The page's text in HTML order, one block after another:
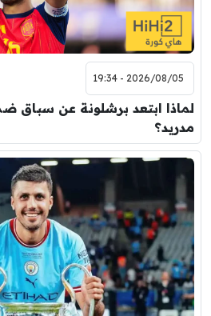
2026/08/05 - 19:34
لماذا ابتعد برشلونة عن سباق
مدريد؟